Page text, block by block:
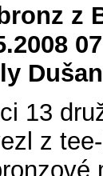
z
Dušan
13
z